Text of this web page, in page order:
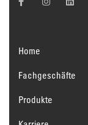
Home
Fachgeschäfte
Produkte